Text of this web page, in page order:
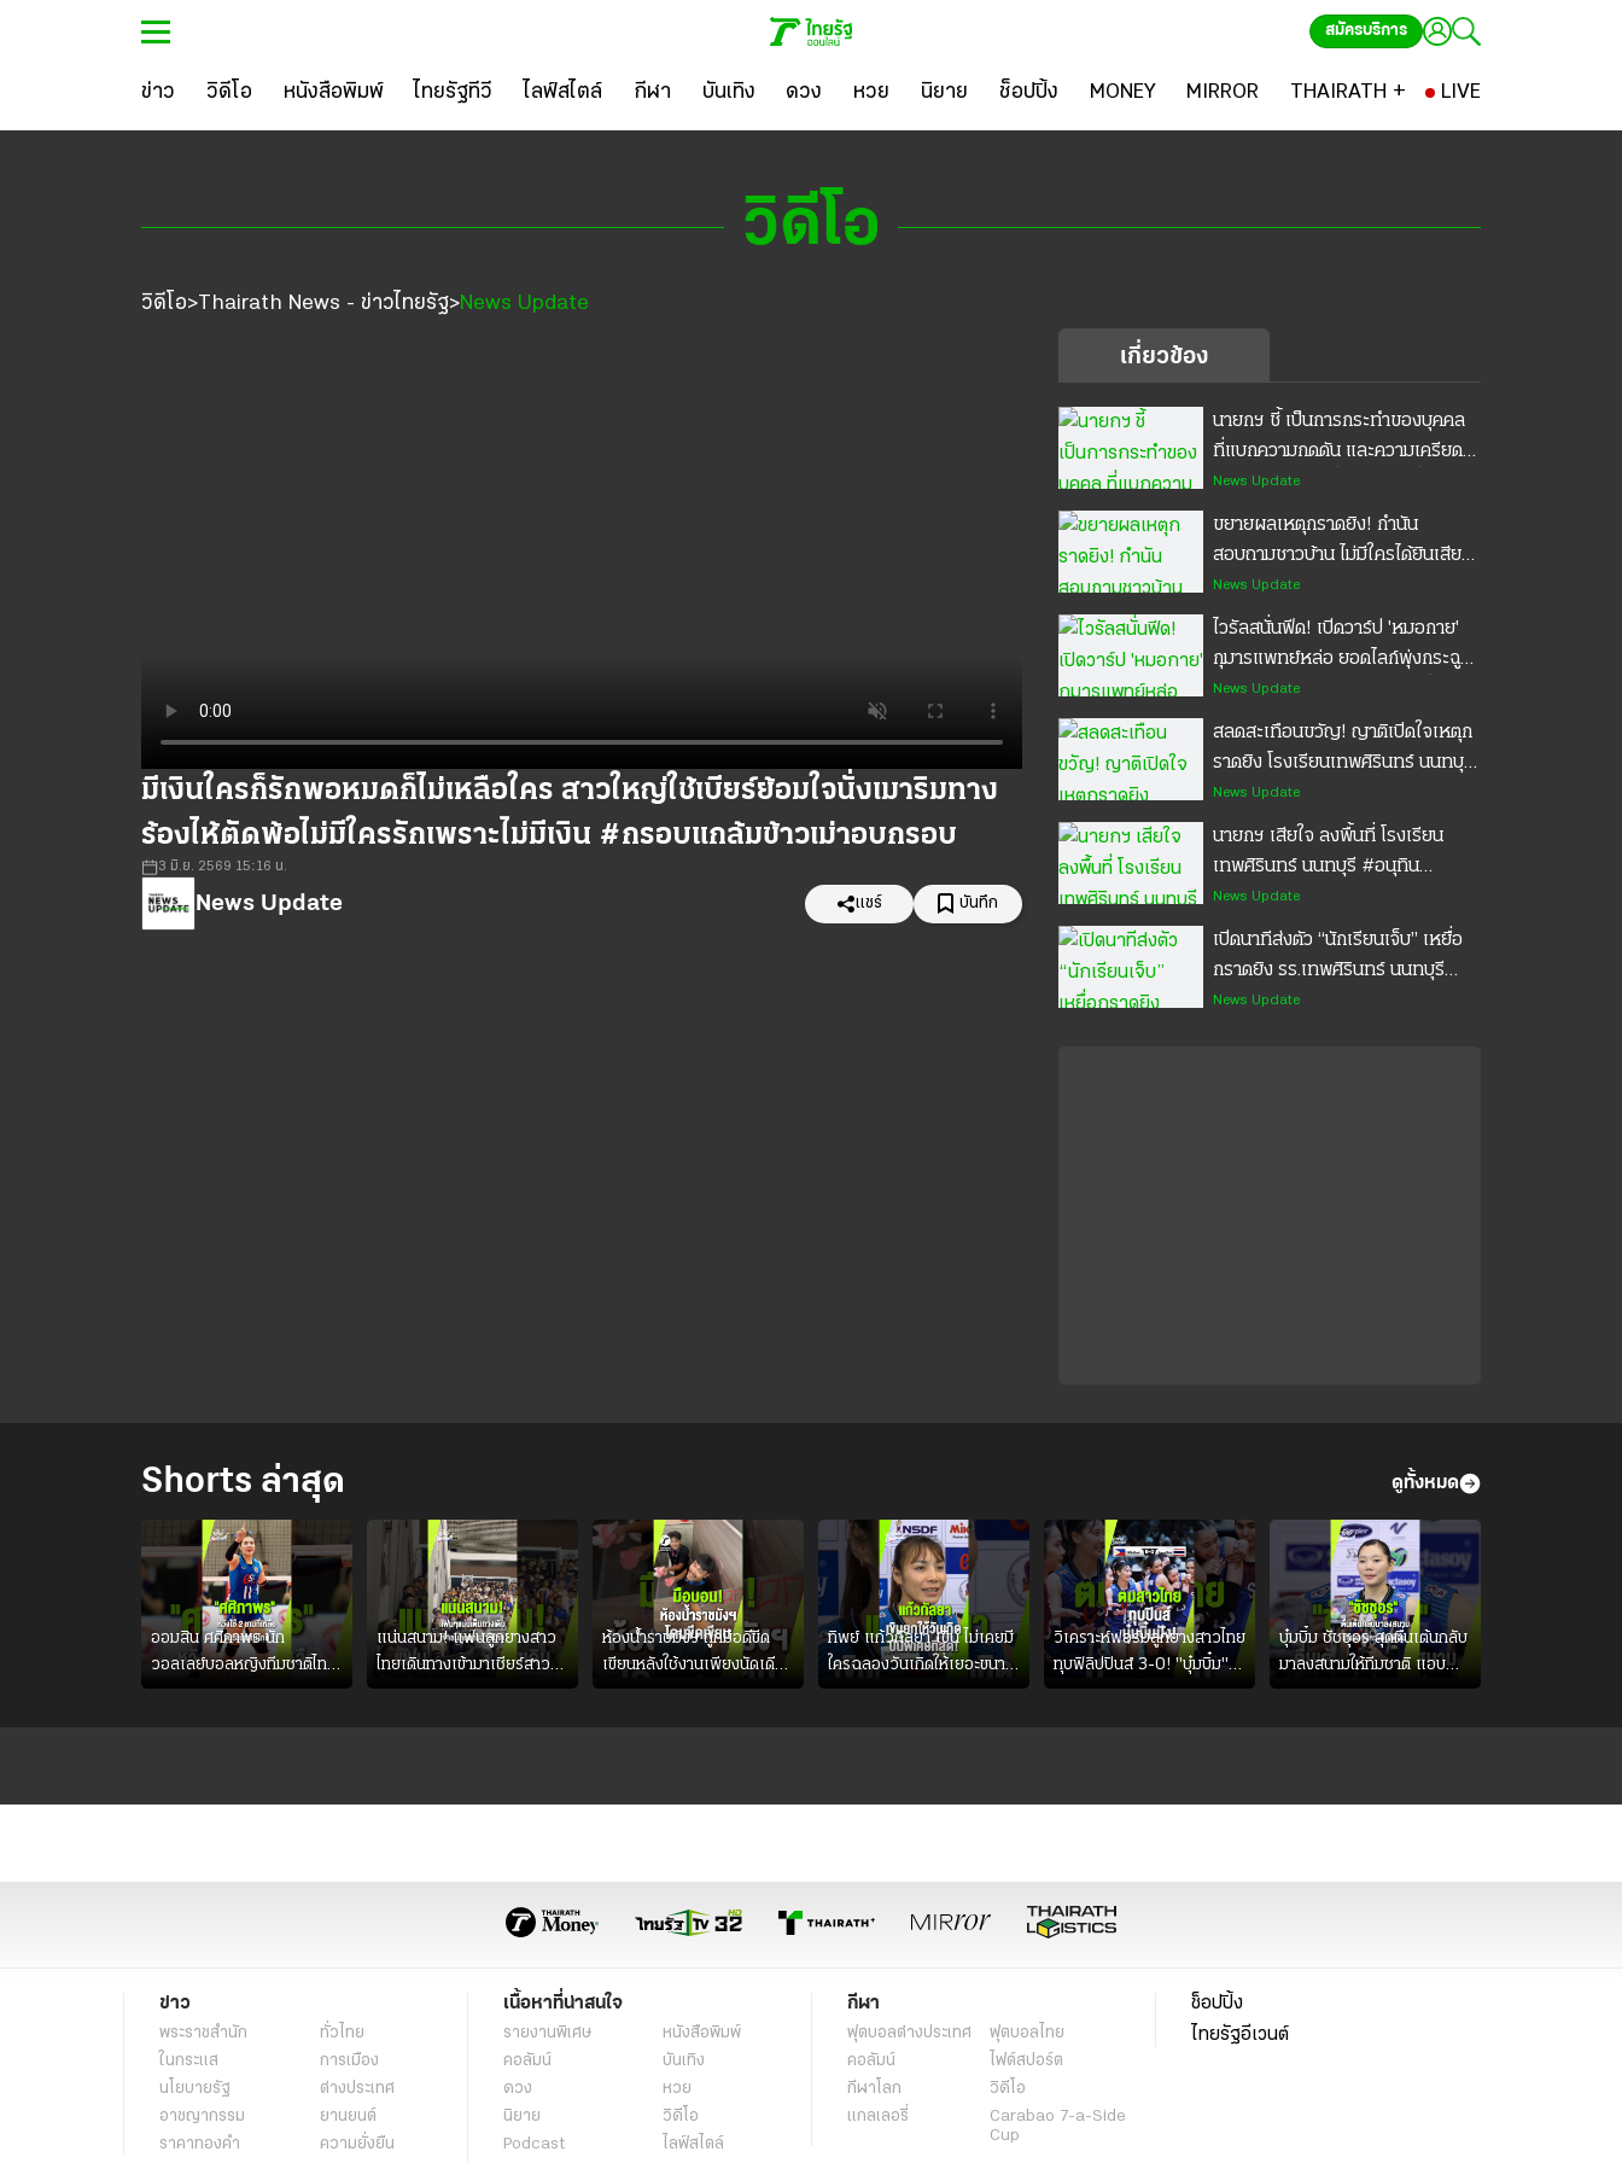
สมัครบริการ
ข่าว วิดีโอ หนังสือพิมพ์ ไทยรัฐทีวี ไลฟ์สไตล์ กีฬา บันเทิง ดวง หวย นิยาย ช็อปปิ้ง MONEY MIRROR THAIRATH + LIVE
วิดีโอ
วิดีโอ>Thairath News - ข่าวไทยรัฐ>News Update
มีเงินใครก็รักพอหมดก็ไม่เหลือใคร สาวใหญ่ใช้เบียร์ย้อมใจนั่งเมาริมทาง
ร้องไห้ตัดพ้อไม่มีใครรักเพราะไม่มีเงิน #กรอบแกล้มข้าวเม่าอบกรอบ
3 มิ.ย. 2569 15:16 น.
News Update แชร์ บันทึก
เกี่ยวข้อง
นายกฯ ชี้ เป็นการกระทำของบุคคล
ที่แบกความกดดัน และความเครียด
ไม่ใช่อาชญากร สิ่งนี้เลยไม่เกี่ยวกับ
มาตรวัดความปลอดภัยในโรงเรียน
#อนุทิน #กราดยิง #เทพศิรินทร์
News Update
ขยายผลเหตุกราดยิง! กำนัน
สอบถามชาวบ้าน ไม่มีใครได้ยินเสียง
ปืน อาจจะเพราะปิดบ้าน แล้วมันเช้า
อยู่ #โรงเรียนเทพศิรินทร์นนทบุรี
News Update
ไวรัลสนั่นฟีด! เปิดวาร์ป 'หมอกาย'
กุมารแพทย์หล่อ ยอดไลก์พุ่งกระฉูด
จนเจ้าตัวเขินปิดโทรศัพท์หนีเพื่อน
#ประกันอุบัติเหตุ #ประกันมะเร็ง
News Update
สลดสะเทือนขวัญ! ญาติเปิดใจเหตุก
ราดยิง โรงเรียนเทพศิรินทร์ นนทบุรี
ยืนยัน! หลานเป็นคนดี รักปู่กับย่ามาก
News Update
นายกฯ เสียใจ ลงพื้นที่ โรงเรียน
เทพศิรินทร์ นนทบุรี #อนุทิน
#เทพศิรินทร์นนทบุรี #POPPU
News Update
เปิดนาทีส่งตัว “นักเรียนเจ็บ” เหยื่อ
กราดยิง รร.เทพศิรินทร์ นนทบุรี
รักษาต่อ รพ.จุฬาฯ ⁣ ⁣ ตำรวจจราจร
News Update
Shorts ล่าสุด ดูทั้งหมด
ออมสิน ศศิภาพร นัก
วอลเลย์บอลหญิงทีมชาติไทย
หวังใช้ 2 เกมที่เหลือ ปรับจู
แน่นสนาม! แฟนลูกยางสาว
ไทยเดินทางเข้ามาเชียร์สาว
ไทยอย่างคึกคัก เพื่อให้กำลัง
ห้องน้ำราชมังฯ ถูกมือดีขีด
เขียนหลังใช้งานเพียงนัดเดียว
สมาคมฟุตบอลฯ วอนแฟน
ทิพย์ แก้วกัลยา เขิน ไม่เคยมี
ใครฉลองวันเกิดให้เยอะขนาด
นี้!
วิเคราะห์ฟอร์มลูกยางสาวไทย
ทุบฟิลิปปินส์ 3-0! "บุ๋มบิ๋ม"
คืนสนามสุดปัง
บุ๋มบิ๋ม ชัชชุอร สุดตื่นเต้นกลับ
มาลงสนามให้ทีมชาติ แอบ
กังวลจังหวะไม่เข้ากับเพื่อน
ข่าว
พระราชสำนัก
ทั่วไทย
ในกระแส
การเมือง
นโยบายรัฐ
ต่างประเทศ
อาชญากรรม
ยานยนต์
ราคาทองคำ
ความยั่งยืน
เนื้อหาที่น่าสนใจ
รายงานพิเศษ
หนังสือพิมพ์
คอลัมน์
บันเทิง
ดวง
หวย
นิยาย
วิดีโอ
Podcast
ไลฟ์สไตล์
กีฬา
ฟุตบอลต่่างประเทศ
ฟุตบอลไทย
คอลัมน์
ไฟต์สปอร์ต
กีฬาโลก
วิดีโอ
แกลเลอรี่
Carabao 7-a-Side
Cup
ช็อปปิ้ง
ไทยรัฐอีเวนต์